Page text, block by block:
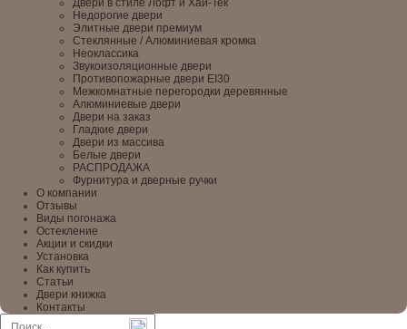
Двери в стиле Лофт и Хай-Тек
Недорогие двери
Элитные двери премиум
Стеклянные / Алюминиевая кромка
Неоклассика
Звукоизоляционные двери
Противопожарные двери EI30
Межкомнатные перегородки деревянные
Алюминиевые двери
Двери на заказ
Гладкие двери
Двери из массива
Белые двери
РАСПРОДАЖА
Фурнитура и дверные ручки
О компании
Отзывы
Виды погонажа
Остекление
Акции и скидки
Установка
Как купить
Статьи
Двери книжка
Контакты